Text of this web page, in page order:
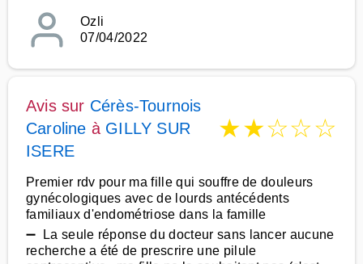
Ozli
07/04/2022
Avis sur Cérès-Tournois
Caroline à GILLY SUR
ISERE
★★☆☆☆
Premier rdv pour ma fille qui souffre de douleurs
gynécologiques avec de lourds antécédents
familiaux d'endométriose dans la famille
➖ La seule réponse du docteur sans lancer aucune
recherche a été de prescrire une pilule